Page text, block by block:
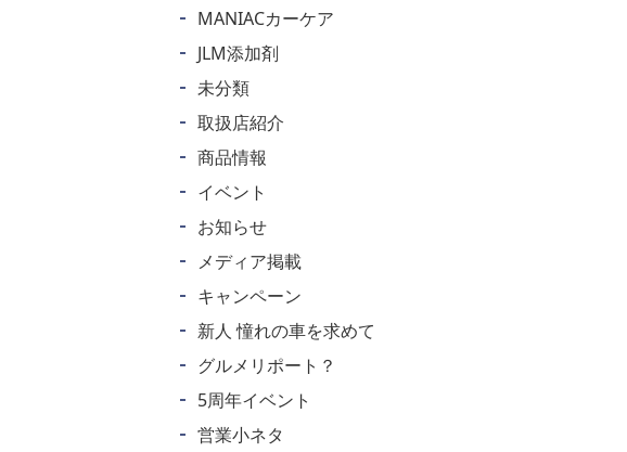
MANIACカーケア
JLM添加剤
未分類
取扱店紹介
商品情報
イベント
お知らせ
メディア掲載
キャンペーン
新人 憧れの車を求めて
グルメリポート？
5周年イベント
営業小ネタ